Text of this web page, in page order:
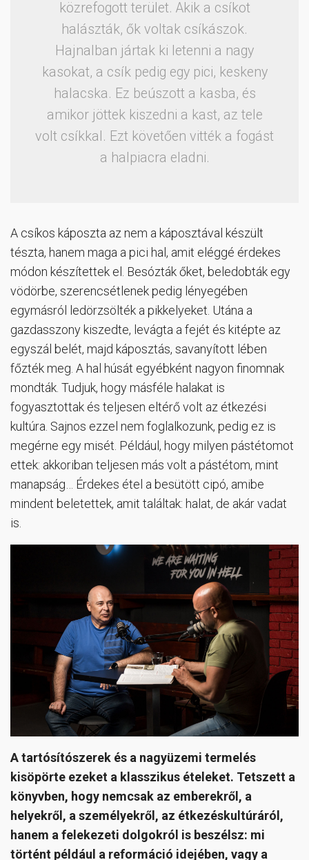
közrefogott terület. Akik a csíkot
halászták, ők voltak csíkászok.
Hajnalban jártak ki letenni a nagy
kasokat, a csík pedig egy pici, keskeny
halacska. Ez beúszott a kasba, és
amikor jöttek kiszedni a kast, az tele
volt csíkkal. Ezt követően vitték a fogást
a halpiacra eladni.
A csíkos káposzta az nem a káposztával készült
tészta, hanem maga a pici hal, amit eléggé érdekes
módon készítettek el. Besózták őket, beledobták egy
vödörbe, szerencsétlenek pedig lényegében
egymásról ledörzsölték a pikkelyeket. Utána a
gazdasszony kiszedte, levágta a fejét és kitépte az
egyszál belét, majd káposztás, savanyított lében
főzték meg. A hal húsát egyébként nagyon finomnak
mondták. Tudjuk, hogy másféle halakat is
fogyasztottak és teljesen eltérő volt az étkezési
kultúra. Sajnos ezzel nem foglalkozunk, pedig ez is
megérne egy misét. Például, hogy milyen pástétomot
ettek: akkoriban teljesen más volt a pástétom, mint
manapság… Érdekes étel a besütött cipó, amibe
mindent beletettek, amit találtak: halat, de akár vadat
is.
A tartósítószerek és a nagyüzemi termelés
kisöpörte ezeket a klasszikus ételeket. Tetszett a
könyvben, hogy nemcsak az emberekről, a
helyekről, a személyekről, az étkezéskultúráról,
hanem a felekezeti dolgokról is beszélsz: mi
történt például a reformáció idejében, vagy a